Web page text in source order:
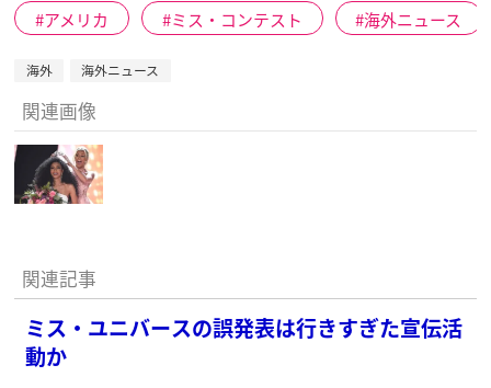
アメリカ ミス・コンテスト 海外ニュース
海外 海外ニュース
関連画像
関連記事
ミス・ユニバースの誤発表は行きすぎた宣伝活
動か